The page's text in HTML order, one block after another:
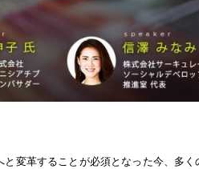
変革することが必須となった今、多く